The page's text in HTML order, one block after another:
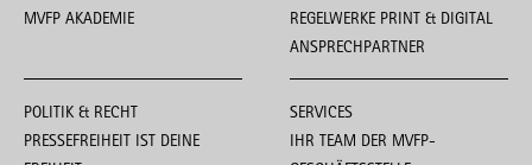
MVFP AKADEMIE
REGELWERKE PRINT & DIGITAL
ANSPRECHPARTNER
POLITIK & RECHT
PRESSEFREIHEIT IST DEINE
SERVICES
IHR TEAM DER MVFP-